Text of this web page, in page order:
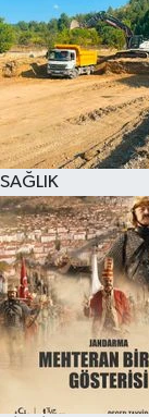
SAĞLIK